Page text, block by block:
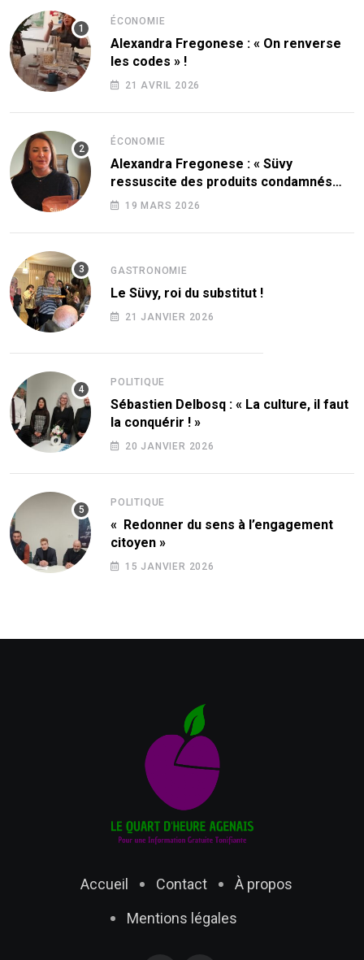
ÉCONOMIE
Alexandra Fregonese : « On renverse
les codes » !
21 AVRIL 2026
ÉCONOMIE
Alexandra Fregonese : « Süvy
ressuscite des produits condamnés
par le sucre ! »
19 MARS 2026
GASTRONOMIE
Le Süvy, roi du substitut !
21 JANVIER 2026
POLITIQUE
Sébastien Delbosq : « La culture, il faut
la conquérir ! »
20 JANVIER 2026
POLITIQUE
« Redonner du sens à l’engagement
citoyen »
15 JANVIER 2026
Accueil Contact
À propos
Mentions légales